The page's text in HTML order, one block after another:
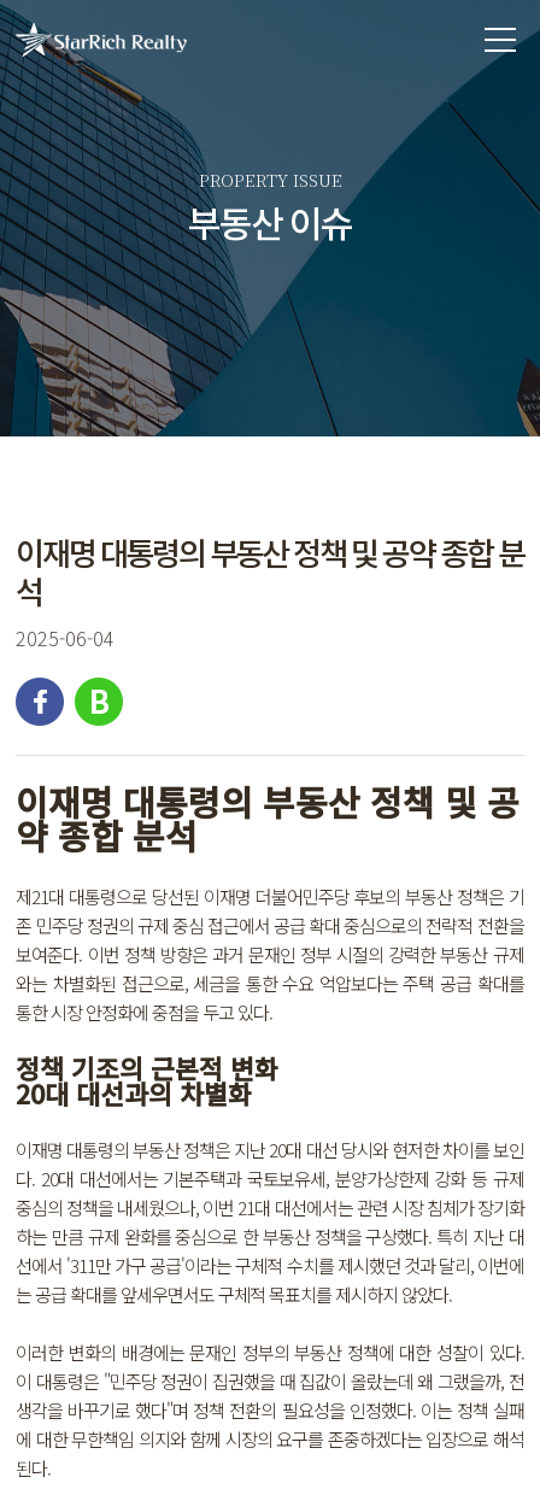
부동산 이슈
PROPERTY ISSUE
이재명 대통령의 부동산 정책 및 공약 종합 분
석
2025-06-04
이재명 대통령의 부동산 정책 및 공
약 종합 분석
제21대 대통령으로 당선된 이재명 더불어민주당 후보의 부동산 정책은 기
존 민주당 정권의 규제 중심 접근에서 공급 확대 중심으로의 전략적 전환을
보여준다. 이번 정책 방향은 과거 문재인 정부 시절의 강력한 부동산 규제
와는 차별화된 접근으로, 세금을 통한 수요 억압보다는 주택 공급 확대를
통한 시장 안정화에 중점을 두고 있다.
정책 기조의 근본적 변화
20대 대선과의 차별화
이재명 대통령의 부동산 정책은 지난 20대 대선 당시와 현저한 차이를 보인
다. 20대 대선에서는 기본주택과 국토보유세, 분양가상한제 강화 등 규제
중심의 정책을 내세웠으나, 이번 21대 대선에서는 관련 시장 침체가 장기화
하는 만큼 규제 완화를 중심으로 한 부동산 정책을 구상했다. 특히 지난 대
선에서 '311만 가구 공급'이라는 구체적 수치를 제시했던 것과 달리, 이번에
는 공급 확대를 앞세우면서도 구체적 목표치를 제시하지 않았다.
이러한 변화의 배경에는 문재인 정부의 부동산 정책에 대한 성찰이 있다.
이 대통령은 "민주당 정권이 집권했을 때 집값이 올랐는데 왜 그랬을까, 전
생각을 바꾸기로 했다"며 정책 전환의 필요성을 인정했다. 이는 정책 실패
에 대한 무한책임 의지와 함께 시장의 요구를 존중하겠다는 입장으로 해석
된다.